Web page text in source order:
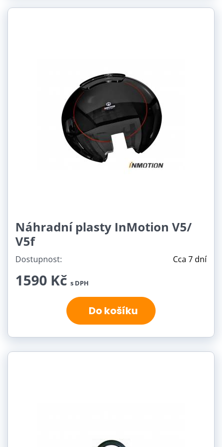
Náhradní plasty InMotion V5/
V5f
Dostupnost: Cca 7 dní
1590 Kč s DPH
Do košíku